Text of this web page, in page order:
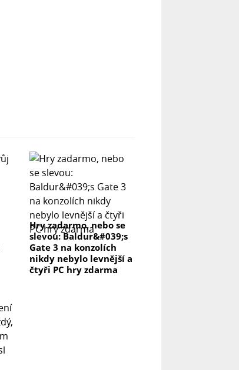
Hry zadarmo, nebo se
slevou: Baldur&#039;s
Gate 3 na konzolích
nikdy nebylo levnější a
čtyři PC hry zdarma